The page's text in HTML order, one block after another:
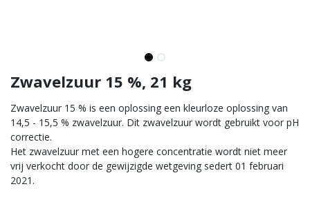
Zwavelzuur 15 %, 21 kg
Zwavelzuur 15 % is een oplossing een kleurloze oplossing van
14,5 - 15,5 % zwavelzuur. Dit zwavelzuur wordt gebruikt voor pH
correctie.
Het zwavelzuur met een hogere concentratie wordt niet meer
vrij verkocht door de gewijzigde wetgeving sedert 01 februari
2021.